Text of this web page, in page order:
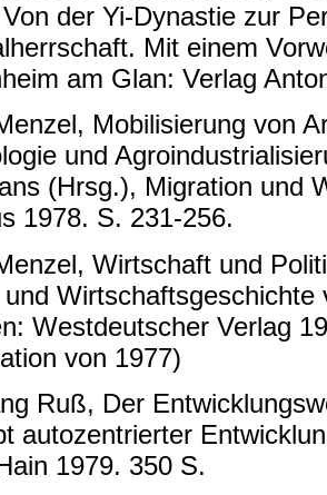
der Yi-Dynastie zur
Mit einem
am Glan: Verlag
Mobilisierung von
und
(Hrsg.), Migration und
1978. S. 231-256.
Wirtschaft und
Westdeutscher Verlag
von 1977)
Ruß, Der
autozentrierter
1979. 350 S.